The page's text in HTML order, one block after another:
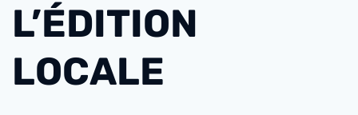
L’ÉDITION
LOCALE